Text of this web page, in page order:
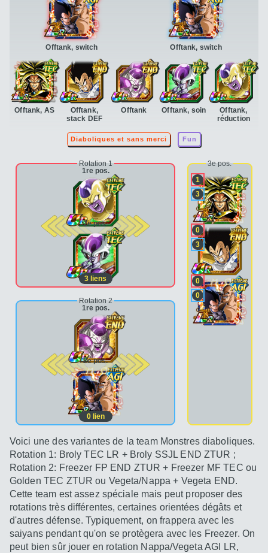
Offtank, switch
Offtank, AS
Offtank,
stack DEF
Offtank Offtank, soin
Offtank,
réduction
Offtank, switch
Diaboliques et sans merci Fun
Rotation 1
1re pos.
2e pos.
3 liens
Rotation 2
1re pos.
2e pos.
0lien
3e pos.
1
3
0
3
0
0
Voici une des variantes de la team Monstres diaboliques.
Rotation 1: Broly TEC LR + Broly SSJL END ZTUR ;
Rotation 2: Freezer FP END ZTUR + Freezer MF TEC ou
Golden TEC ZTUR ou Vegeta/Nappa + Vegeta END.
Cette team est assez spéciale mais peut proposer des
rotations très différentes, certaines orientées dégâts et
d'autres défense. Typiquement, on frappera avec les
saiyans pendant qu'on se protègera avec les Freezer. On
peut bien sûr jouer en rotation Nappa/Vegeta AGI LR,